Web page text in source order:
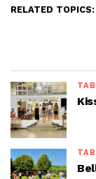
RELATED TOPICS: